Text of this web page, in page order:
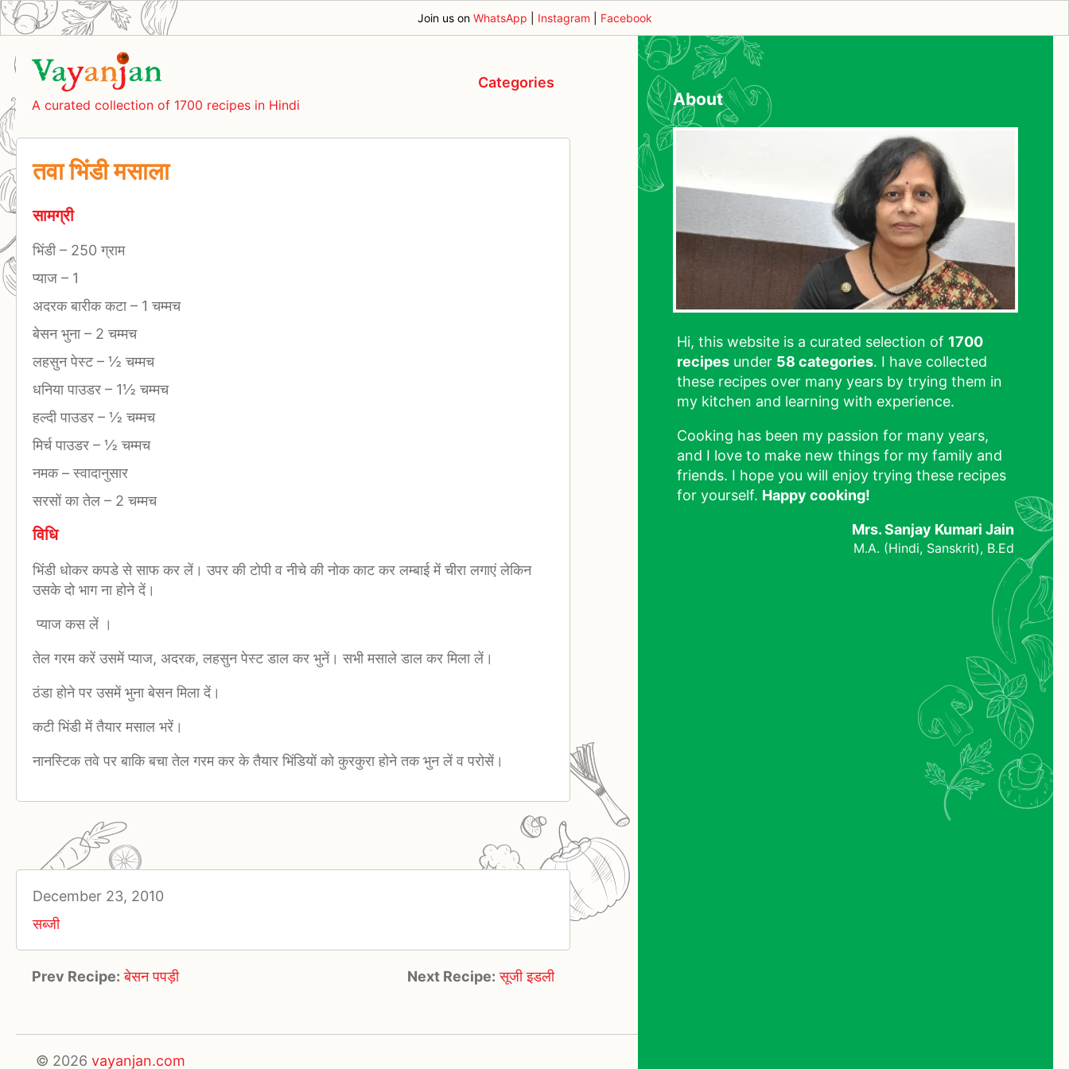
Join us on WhatsApp Instagram Facebook
A curated collection of 1700 recipes in Hindi
Categories
तवा भिंडी मसाला
सामग्री
भिंडी– 250 ग्राम
प्याज – 1
अदरक बारीक कटा– 1 चम्मच
बेसन भुना– 2 चम्मच
लहसुन पेस्ट– ½ चम्मच
धनिया पाउडर – 1½ चम्मच
हल्दी पाउडर – ½ चम्मच
मिर्च पाउडर – ½ चम्मच
नमक–स्वादानुसार
सरसों का तेल – 2 चम्मच
विधि
भिंडी धोकर कपडे से साफ कर लें। उपर की टोपी व नीचे की नोक काट कर लम्बाई में चीरा लगाएं लेकिन
उसके दो भाग ना होने दें।
प्याज कस लें ।
तेल गरम करें उसमें प्याज, अदरक, लहसुन पेस्ट डाल कर भुनें। सभी मसाले डाल कर मिला लें।
ठंडा होने पर उसमें भुना बेसन मिला दें।
कटी भिंडी में तैयार मसाल भरें।
नानस्टिक तवे पर बाकि बचा तेल गरम कर के तैयार भिंडियों को कुरकुरा होने तक भुन लें व परोसें।
December 23, 2010
सब्जी
Prev Recipe: बेसन पपड़ी Next Recipe: सूजी इडली
© 2026 vayanjan.com
About
Hi, this website is a curated selection of 1700
recipes under 58 categories. I have collected
these recipes over many years by trying them in
my kitchen and learning with experience.
Cooking has been my passion for many years,
and I love to make new things for my family and
friends. I hope you will enjoy trying these recipes
for yourself. Happy cooking!
Mrs. Sanjay Kumari Jain
M.A. (Hindi, Sanskrit), B.Ed